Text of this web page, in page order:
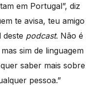
em Portugal”, diz
te avisa, teu amigo
deste podcast. Não é
sim de linguagem
saber mais sobre
pessoa.”